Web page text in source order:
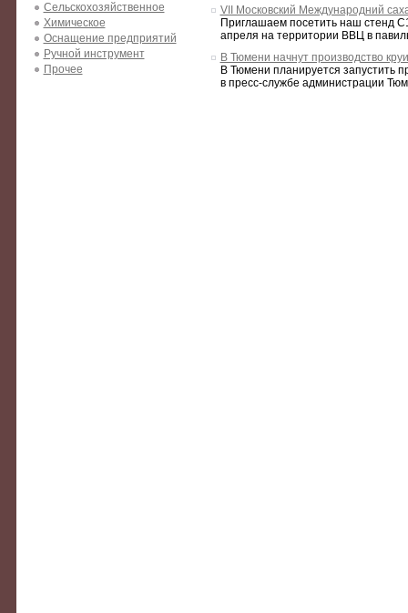
Сельскохозяйственное
Химическое
Оснащение предприятий
Ручной инструмент
Прочее
VII Московский Международний
Приглашаем посетить наш стенд
апреля на территории ВВЦ в
В Тюмени начнут производство
В Тюмени планируется запустить
в пресс-службе администрации